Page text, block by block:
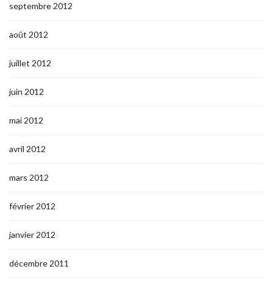
septembre 2012
août 2012
juillet 2012
juin 2012
mai 2012
avril 2012
mars 2012
février 2012
janvier 2012
décembre 2011